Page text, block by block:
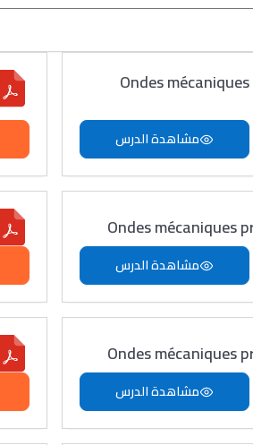
Ondes
مشاهدة الدرس
Ondes mécaniques
مشاهدة الدرس
Ondes mécaniques
مشاهدة الدرس